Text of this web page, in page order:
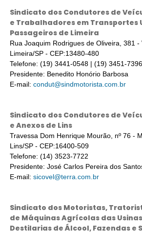
Sindicato dos Condutores de
e Trabalhadores em Transportes
Passageiros de Limeira
Rua Joaquim Rodrigues de Oliveira, 381 -
Limeira/SP - CEP:13480-480
Telefone: (19) 3441-0548 | (19) 3451-7396
Presidente: Benedito Honório Barbosa
E-mail: condut@sindmotorista.com.br
Sindicato dos Condutores de
e Anexos de Lins
Travessa Dom Henrique Mourão, nº 76 -
Lins/SP - CEP:16400-509
Telefone: (14) 3523-7722
Presidente: José Carlos Pereira dos
E-mail: sicovel@terra.com.br
Sindicato dos Motoristas,
de Máquinas Agrícolas das
Destilarias de Álcool, Fazendas e